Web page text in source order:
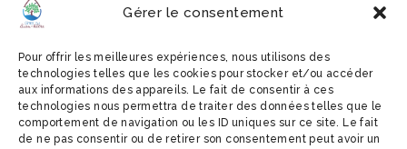
Gérer le consentement
Pour offrir les meilleures expériences, nous utilisons des
technologies telles que les cookies pour stocker et/ou accéder
aux informations des appareils. Le fait de consentir à ces
technologies nous permettra de traiter des données telles que le
comportement de navigation ou les ID uniques sur ce site. Le fait
de ne pas consentir ou de retirer son consentement peut avoir un
Title
A : 54 rue de l’orée du bois